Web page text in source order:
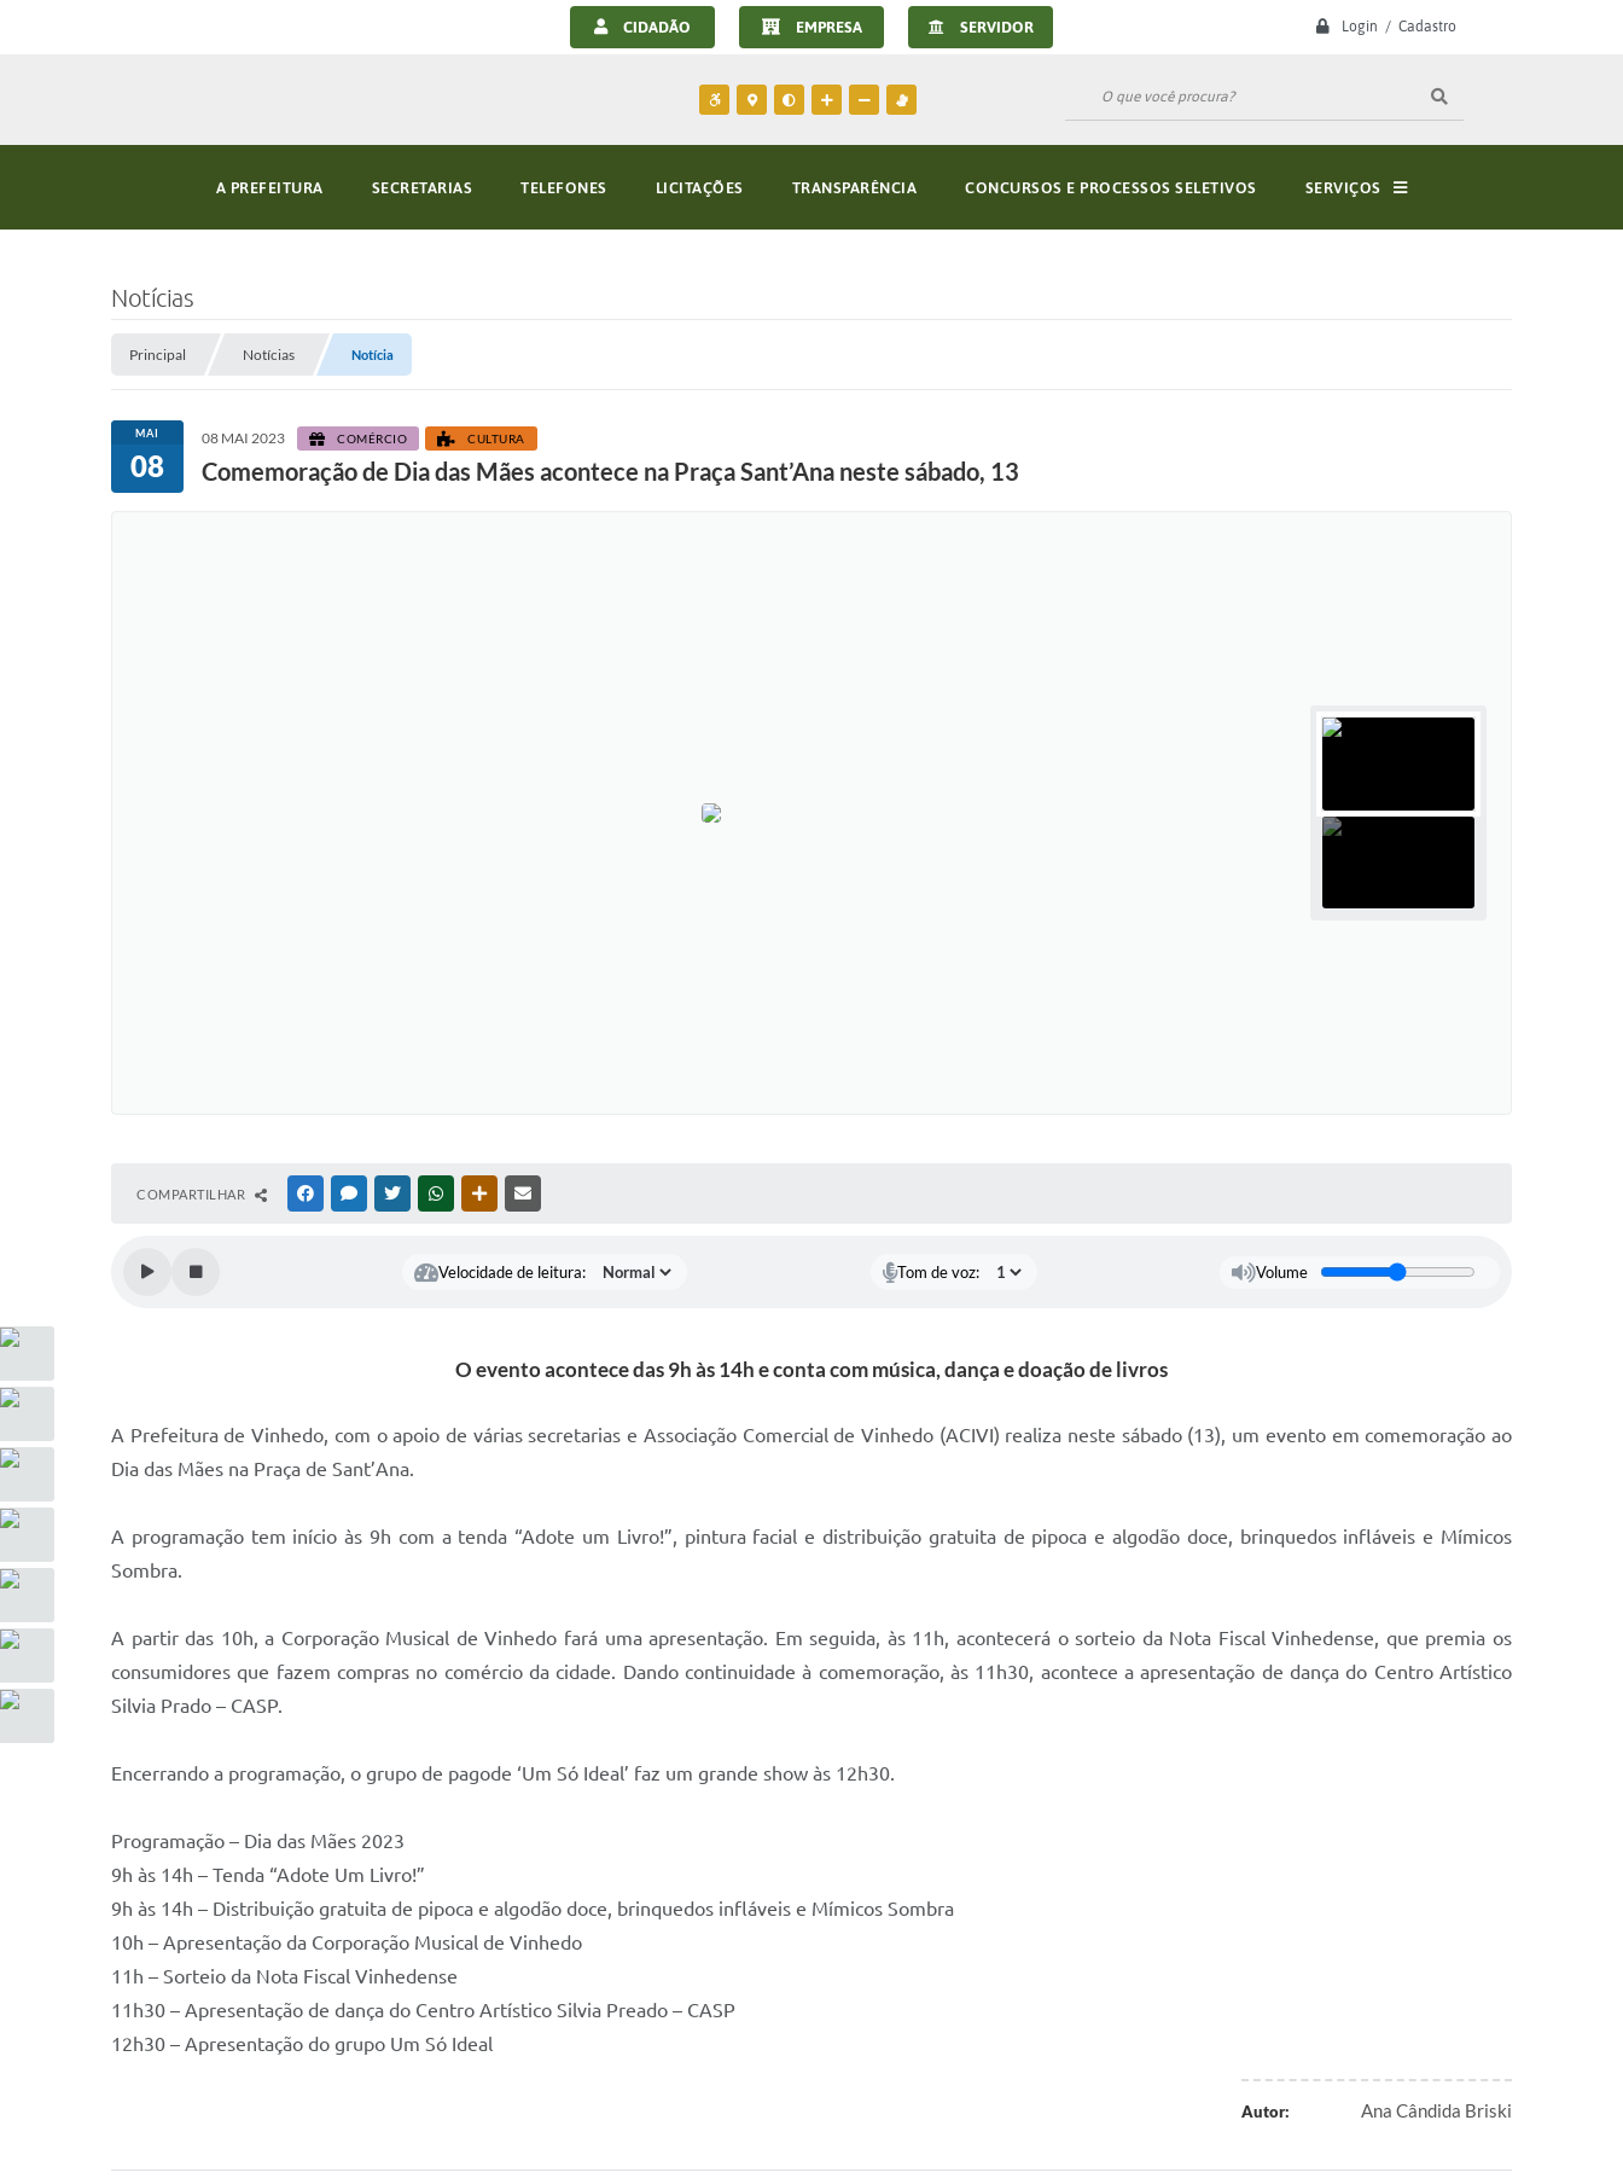
Login / Cadastro
CIDADÃO EMPRESA SERVIDOR
A PREFEITURA SECRETARIAS TELEFONES LICITAÇÕES TRANSPARÊNCIA CONCURSOS E PROCESSOS SELETIVOS SERVIÇOS
Notícias
Principal Notícias Notícia
MAI
08
08 MAI 2023 COMÉRCIO CULTURA
Comemoração de Dia das Mães acontece na Praça Sant’Ana neste sábado, 13
COMPARTILHAR FACEBOOKMESSENGER
TWITTERWHATSAPPOUTRAS MÍDIAS
Velocidade de leitura: Tom de voz: Volume
O evento acontece das 9h às 14h e conta com música, dança e doação de livros
A Prefeitura de Vinhedo, com o apoio de várias secretarias e Associação Comercial de Vinhedo (ACIVI) realiza neste sábado (13), um evento em comemoração ao
Dia das Mães na Praça de Sant’Ana.
A programação tem início às 9h com a tenda “Adote um Livro!”, pintura facial e distribuição gratuita de pipoca e algodão doce, brinquedos infláveis e Mímicos
Sombra.
A partir das 10h, a Corporação Musical de Vinhedo fará uma apresentação. Em seguida, às 11h, acontecerá o sorteio da Nota Fiscal Vinhedense, que premia os
consumidores que fazem compras no comércio da cidade. Dando continuidade à comemoração, às 11h30, acontece a apresentação de dança do Centro Artístico
Silvia Prado – CASP.
Encerrando a programação, o grupo de pagode ‘Um Só Ideal’ faz um grande show às 12h30.
Programação – Dia das Mães 2023
9h às 14h – Tenda “Adote Um Livro!”
9h às 14h – Distribuição gratuita de pipoca e algodão doce, brinquedos infláveis e Mímicos Sombra
10h – Apresentação da Corporação Musical de Vinhedo
11h – Sorteio da Nota Fiscal Vinhedense
11h30 – Apresentação de dança do Centro Artístico Silvia Preado – CASP
12h30 – Apresentação do grupo Um Só Ideal
Autor: Ana Cândida Briski